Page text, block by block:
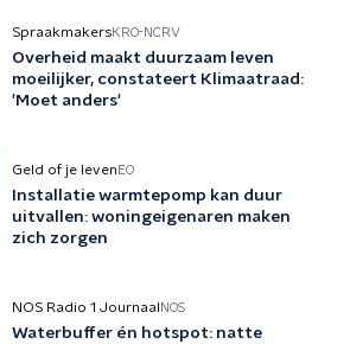
SpraakmakersKRO-NCRV
Overheid maakt duurzaam leven
moeilijker, constateert Klimaatraad:
'Moet anders'
Geld of je leven EO
Installatie warmtepomp kan duur
uitvallen: woningeigenaren maken
zich zorgen
NOS Radio 1 Journaal NOS
Waterbuffer én hotspot: natte